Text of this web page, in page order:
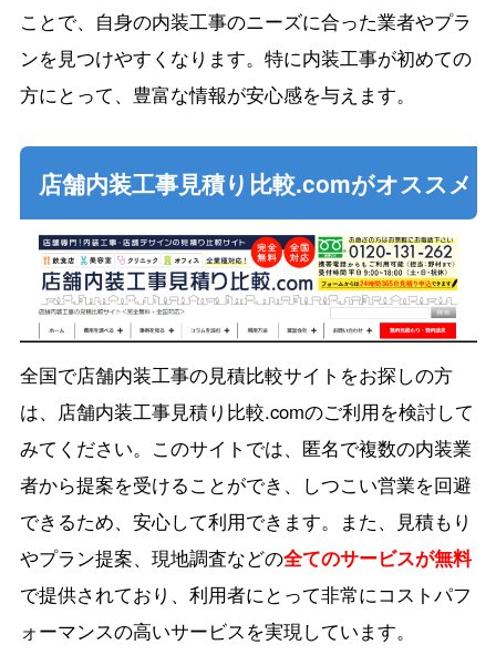
ことで、自身の内装工事のニーズに合った業者やプラ
ンを見つけやすくなります。特に内装工事が初めての
方にとって、豊富な情報が安心感を与えます。
店舗内装工事見積り比較.comがオススメ
全国で店舗内装工事の見積比較サイトをお探しの方
は、店舗内装工事見積り比較.comのご利用を検討して
みてください。このサイトでは、匿名で複数の内装業
者から提案を受けることができ、しつこい営業を回避
できるため、安心して利用できます。また、見積もり
やプラン提案、現地調査などの全てのサービスが無料
で提供されており、利用者にとって非常にコストパフ
ォーマンスの高いサービスを実現しています。